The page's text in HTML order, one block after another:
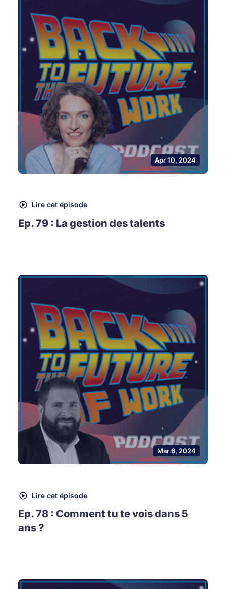
Apr 10, 2024
Lire cet épisode
Ep. 79 : La gestion des talents
Mar 6, 2024
Lire cet épisode
Ep. 78 : Comment tu te vois dans 5
ans ?